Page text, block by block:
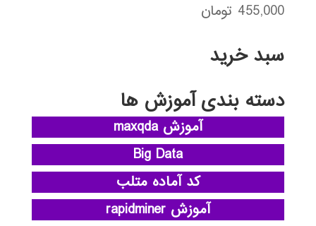
455,000 تومان
سبد خرید
دسته بندی آموزش ها
آموزش maxqda
Big Data
کد آماده متلب
آموزش rapidminer